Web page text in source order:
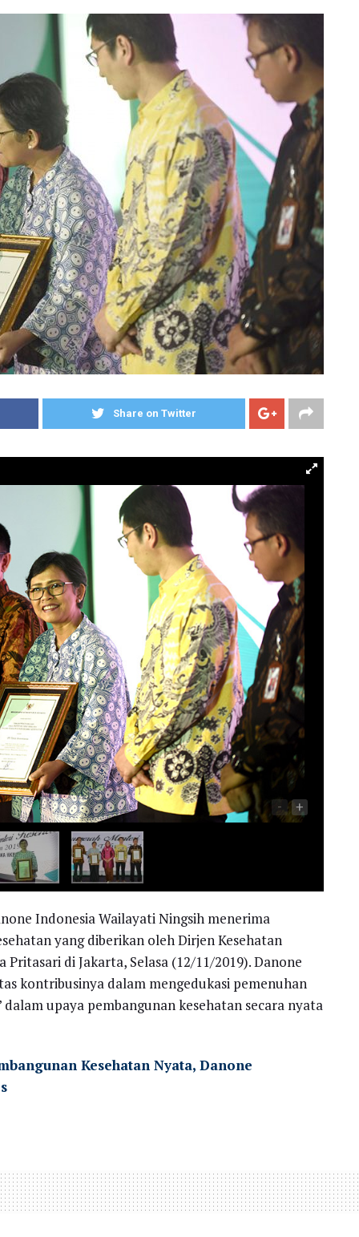
Share on Twitter
- +
Indonesia Wailayati Ningsih menerima
yang diberikan oleh Dirjen Kesehatan
di Jakarta, Selasa (12/11/2019). Danone
kontribusinya dalam mengedukasi pemenuhan
upaya pembangunan kesehatan secara nyata
Kesehatan Nyata, Danone